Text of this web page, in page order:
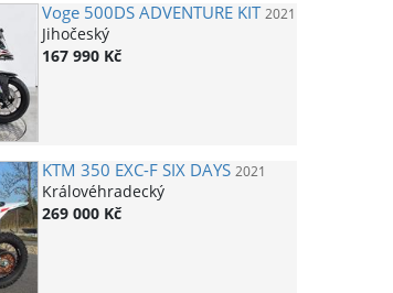
Voge 500DS ADVENTURE KIT 2021
Jihočeský
167 990 Kč
KTM 350 EXC-F SIX DAYS 2021
Královéhradecký
269 000 Kč